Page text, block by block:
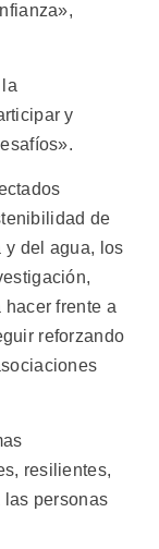
y
de
y del agua, los
frente a
reforzando
resilientes,
las personas